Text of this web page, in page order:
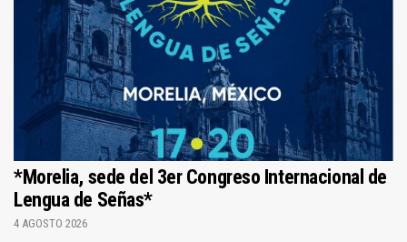
*Morelia, sede del 3er Congreso Internacional de
Lengua de Señas*
4 AGOSTO 2026